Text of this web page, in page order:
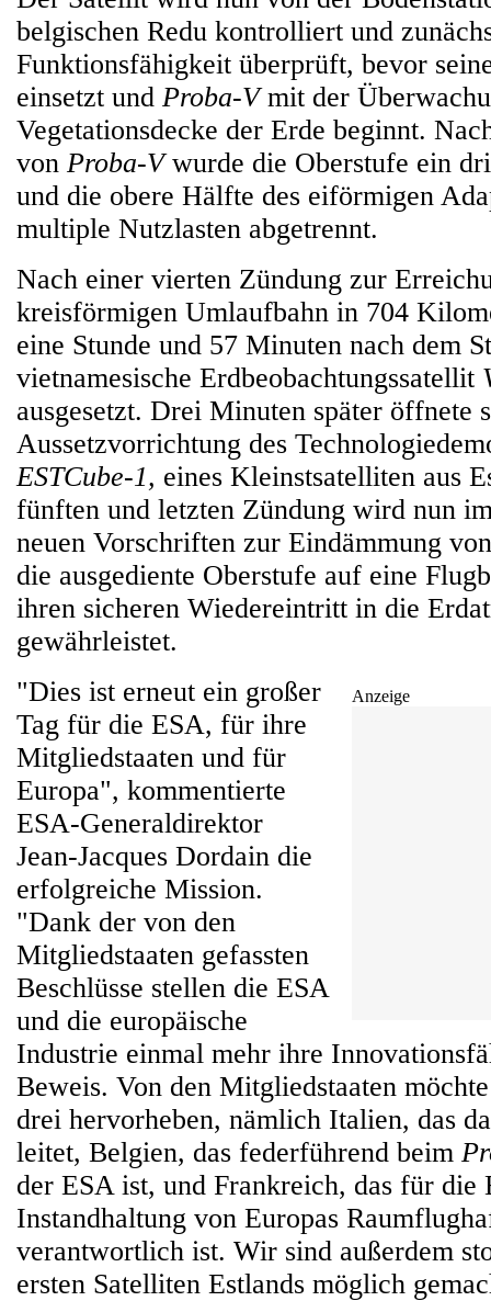
belgischen Redu kontrolliert und
Funktionsfähigkeit überprüft, bevor
einsetzt und Proba‑Vmit der
Vegetationsdecke der Erde beginnt.
von Proba‑Vwurde die Oberstufe ein
und die obere Hälfte des eiförmigen
multiple Nutzlasten abgetrennt.
Nach einer vierten Zündung zur
kreisförmigen Umlaufbahn in 704
eine Stunde und 57 Minuten nach dem
vietnamesische Erdbeobachtungssatellit
ausgesetzt. Drei Minuten später öffnete
Aussetzvorrichtung des
ESTCube‑1, eines Kleinstsatelliten aus
fünften und letzten Zündung wird nun
neuen Vorschriften zur Eindämmung
die ausgediente Oberstufe auf eine
ihren sicheren Wiedereintritt in die
gewährleistet.
Anzeige
"Dies ist erneut ein großer
Tag für die ESA, für ihre
Mitgliedstaaten und für
Europa", kommentierte
ESA-Generaldirektor
Jean-Jacques Dordain die
erfolgreiche Mission.
"Dank der von den
Mitgliedstaaten gefassten
Beschlüsse stellen die ESA
und die europäische
Industrie einmal mehr ihre
Beweis. Von den Mitgliedstaaten
drei hervorheben, nämlich Italien, das
leitet, Belgien, das federführend beim
der ESA ist, und Frankreich, das für die
Instandhaltung von Europas
verantwortlich ist. Wir sind außerdem
ersten Satelliten Estlands möglich